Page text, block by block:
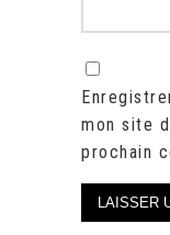
mon site
prochain